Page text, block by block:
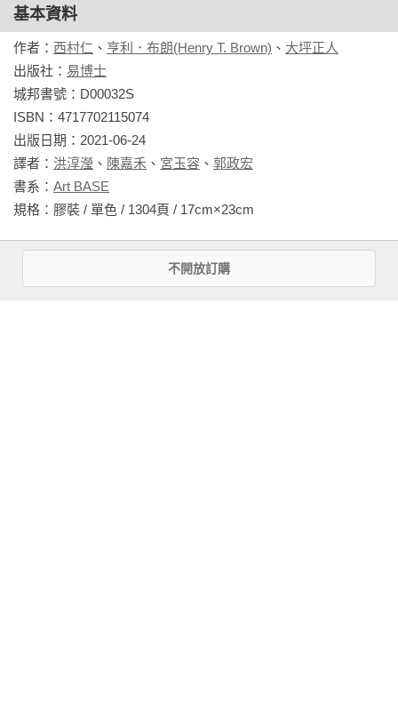
「Made In Japan」獨步全球，日本上市公司製造專家教你如何
成為Pro！
「機械加工後工件為什麼會變形？要如何事前防止或是事後補
救？」
「增加加工速度，效率提升；但是刀具劇烈磨損，會導致壽命
縮短。是要選擇生產效率，還是考量經濟成本？」
打開本書你將學會：
‧五大加工法全面掌握：切削加工、成形加工、接合加工、特
殊加工、改變材料特性的加工
戶取得美國本地及歐洲、加拿大、墨西哥及南美多國的專利。
1868年，布朗完成編撰機械圖錄《507種機械運動》（Five
Hundred and Seven Mechanical Movements），獲得機械領域
專業人士及愛好者極大迴響，討論度至今仍居高不下。
大坪正人
◆1975年：誕生於日本茅崎，成為由紀精密股份公司第三代接
班人
◆1998年：東京大學理工學院產業機械工程學系畢業
◆2005年：榮獲第一屆日本製造獎的經濟產業大臣獎
基本資料
作者： 西村仁 、 亨利．布朗(Henry T. Brown) 、 大坪正人
出版社： 易博士
城邦書號：D00032S
ISBN：4717702115074
出版日期：2021-06-24
譯者： 洪淳瀅 、 陳嘉禾 、 宮玉容 、 郭政宏
書系： Art BASE
規格：膠裝 / 單色 / 1304頁 / 17cm×23cm
不開放訂購